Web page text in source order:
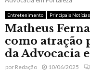
Entretenimento Principais Notícias
Matheus
como
da Advocacia
por Redação 10/06/2025